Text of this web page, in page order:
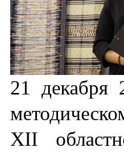
21 декабря
XII